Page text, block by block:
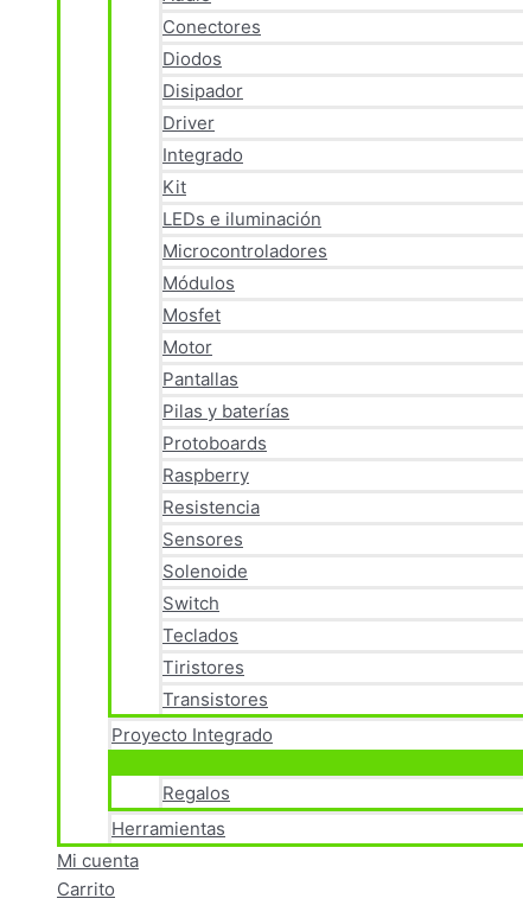
Conectores
Diodos
Disipador
Driver
Integrado
Kit
LEDs e iluminación
Microcontroladores
Módulos
Mosfet
Motor
Pantallas
Pilas y baterías
Protoboards
Raspberry
Resistencia
Sensores
Solenoide
Switch
Teclados
Tiristores
Transistores
Proyecto Integrado
Regalos
Herramientas
Mi cuenta
Carrito